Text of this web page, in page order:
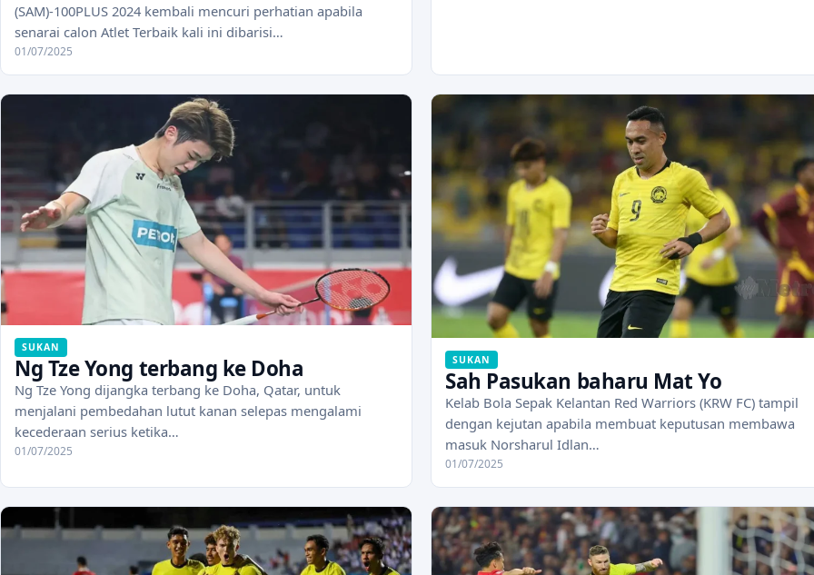
(SAM)-100PLUS 2024 kembali mencuri perhatian apabila
senarai calon Atlet Terbaik kali ini dibarisi…
01/07/2025
SUKAN
Ng Tze Yong terbang ke Doha
Ng Tze Yong dijangka terbang ke Doha, Qatar, untuk
menjalani pembedahan lutut kanan selepas mengalami
kecederaan serius ketika…
01/07/2025
SUKAN
Sah Pasukan baharu Mat Yo
Kelab Bola Sepak Kelantan Red Warriors (KRW FC) tampil
dengan kejutan apabila membuat keputusan membawa
masuk Norsharul Idlan…
01/07/2025